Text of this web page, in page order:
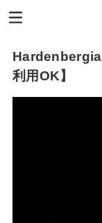
Hardenbergia
利用OK】